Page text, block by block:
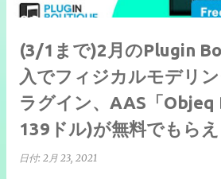
(3/1まで)2月のPlugin
入でフィジカルモデリ
ラグイン、AAS「Objeq
139ドル)が無料でもらえ
日付: 2月 23, 2021